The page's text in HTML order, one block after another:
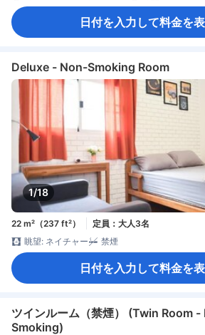
日付を入力して料金を
Deluxe - Non-Smoking Room
1/18
22 m²（237 ft²）
定員：大人3名
眺望: ネイチャー
禁煙
日付を入力して料金を
ツインルーム（禁煙） (Twin Room -
Smoking)